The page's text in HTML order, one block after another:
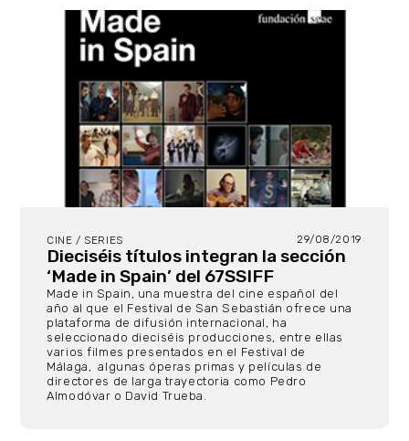
CINE / SERIES 29/08/2019
Dieciséis títulos integran la sección
‘Made in Spain’ del 67SSIFF
Made in Spain, una muestra del cine español del
año al que el Festival de San Sebastián ofrece una
plataforma de difusión internacional, ha
seleccionado dieciséis producciones, entre ellas
varios filmes presentados en el Festival de
Málaga, algunas óperas primas y películas de
directores de larga trayectoria como Pedro
Almodóvar o David Trueba.